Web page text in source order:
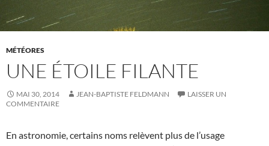
MÉTÉORES
UNE ÉTOILE FILANTE
MAI 30, 2014 JEAN-BAPTISTE FELDMANN
LAISSER UN
COMMENTAIRE
En astronomie, certains noms relèvent plus de l’usage